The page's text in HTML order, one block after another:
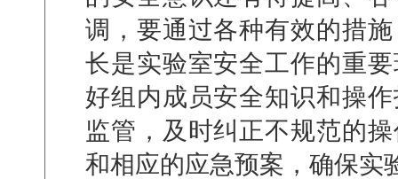
调，要通过各种有效的措
长是实验室安全工作的重
好组内成员安全知识和操
监管，及时纠正不规范的
和相应的应急预案，确保实